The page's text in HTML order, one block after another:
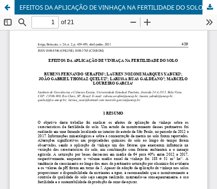
EFEITOS DA APLICAÇÃO DE VINHAÇA NA FERTILIDADE DO SOLO